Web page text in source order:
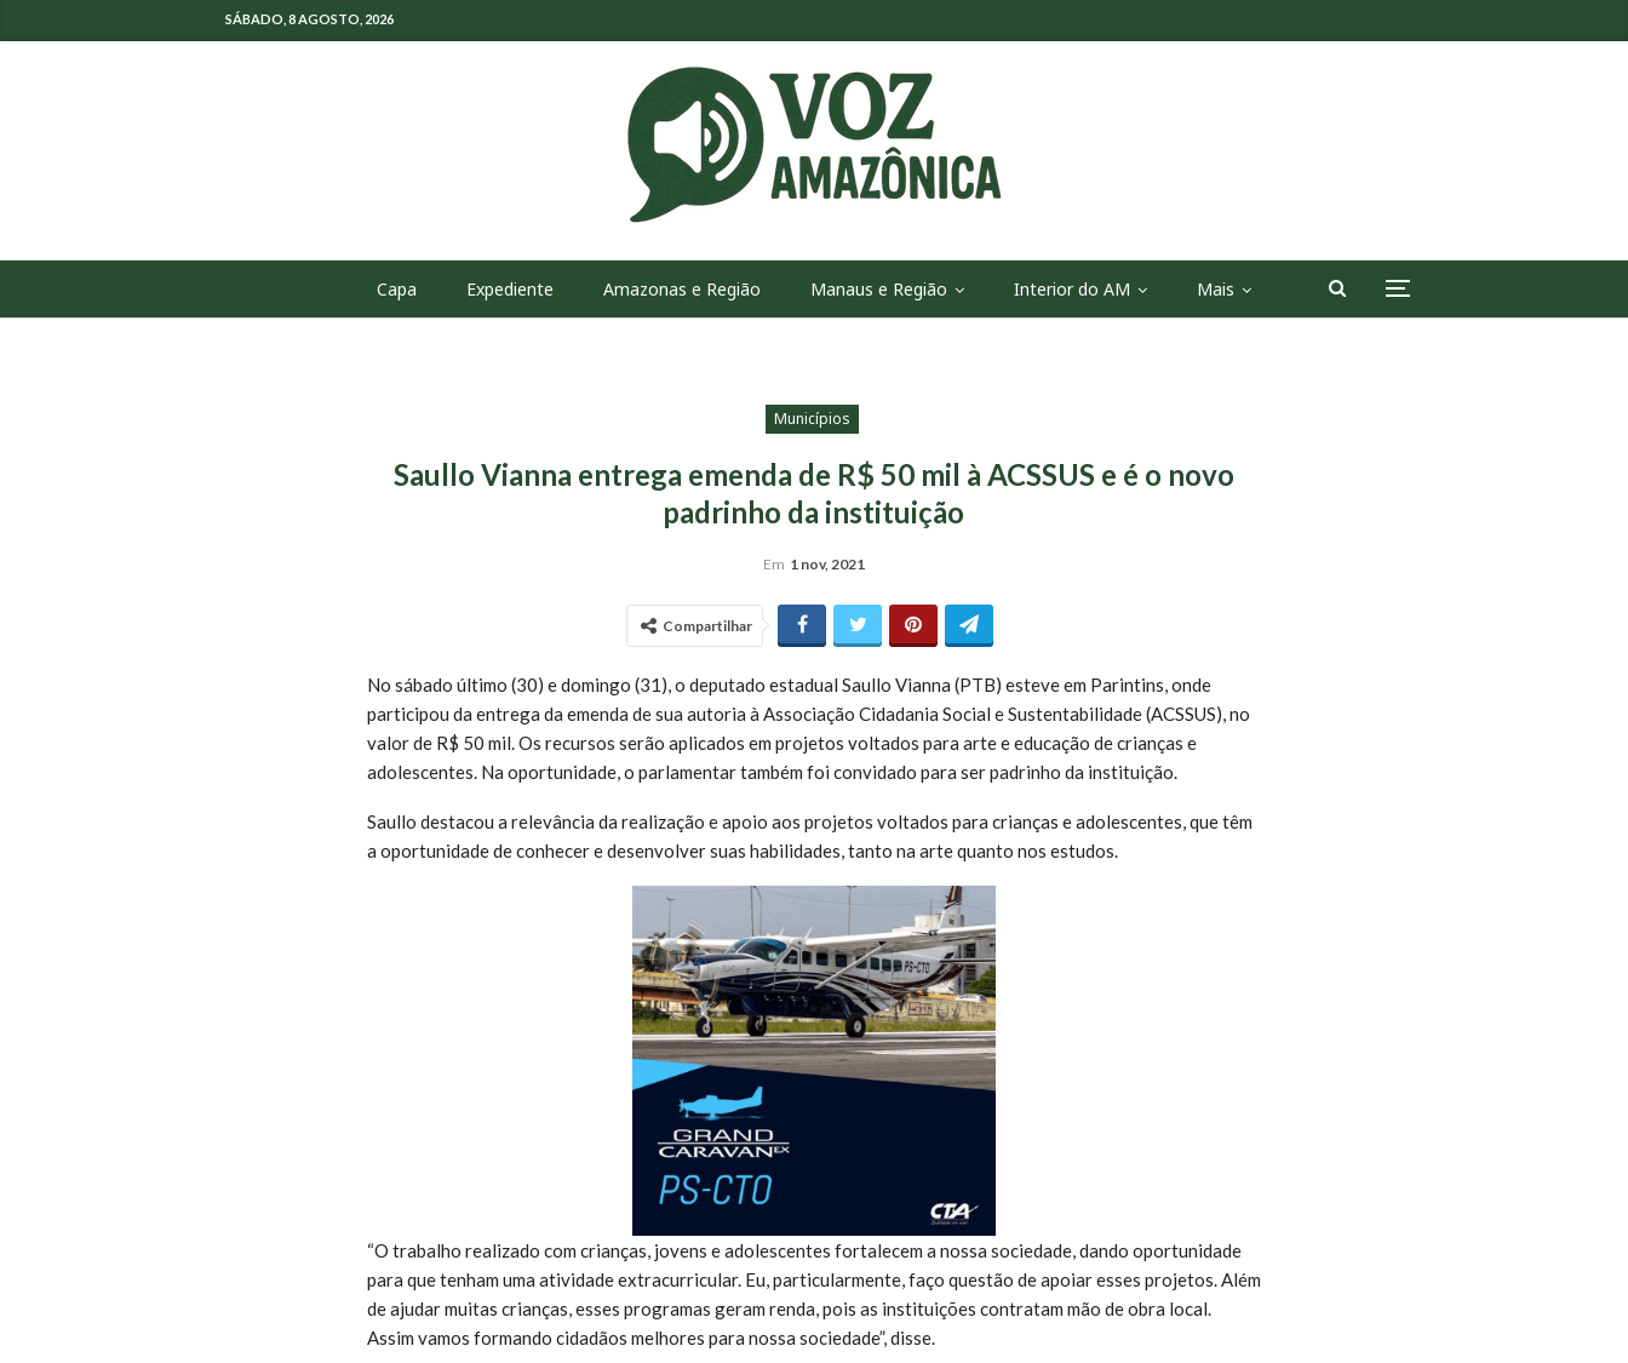
SÁBADO, 8 AGOSTO, 2026
Capa Expediente Amazonas e Região Manaus e Região Interior do AM Mais
Municípios
Saullo Vianna entrega emenda de R$ 50 mil à ACSSUS e é o novo
padrinho da instituição
Em 1 nov, 2021
Compartilhar
No sábado último (30) e domingo (31), o deputado estadual Saullo Vianna (PTB) esteve em Parintins, onde
participou da entrega da emenda de sua autoria à Associação Cidadania Social e Sustentabilidade (ACSSUS), no
valor de R$ 50 mil. Os recursos serão aplicados em projetos voltados para arte e educação de crianças e
adolescentes. Na oportunidade, o parlamentar também foi convidado para ser padrinho da instituição.
Saullo destacou a relevância da realização e apoio aos projetos voltados para crianças e adolescentes, que têm
a oportunidade de conhecer e desenvolver suas habilidades, tanto na arte quanto nos estudos.
“O trabalho realizado com crianças, jovens e adolescentes fortalecem a nossa sociedade, dando oportunidade
para que tenham uma atividade extracurricular. Eu, particularmente, faço questão de apoiar esses projetos. Além
de ajudar muitas crianças, esses programas geram renda, pois as instituições contratam mão de obra local.
Assim vamos formando cidadãos melhores para nossa sociedade”, disse.